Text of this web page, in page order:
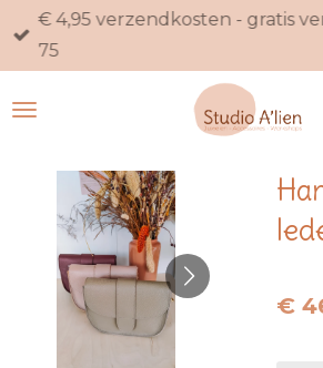
Ga
direct
de
€ 4,95 verzendkosten - gratis
75
€